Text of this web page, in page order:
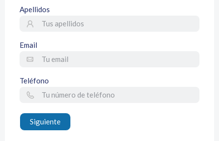
Apellidos
Email
Teléfono
Siguiente